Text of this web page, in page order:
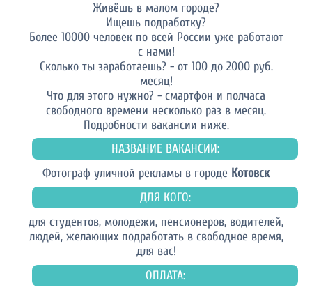
Живёшь в малом городе?
Ищешь подработку?
Более 10000 человек по всей России уже работают
с нами!
Сколько ты заработаешь? - от 100 до 2000 руб.
месяц!
Что для этого нужно? - смартфон и полчаса
свободного времени несколько раз в месяц.
Подробности вакансии ниже.
НАЗВАНИЕ ВАКАНСИИ:
Фотограф уличной рекламы в городе Котовск
ДЛЯ КОГО:
для студентов, молодежи, пенсионеров, водителей,
людей, желающих подработать в свободное время,
для вас!
ОПЛАТА: